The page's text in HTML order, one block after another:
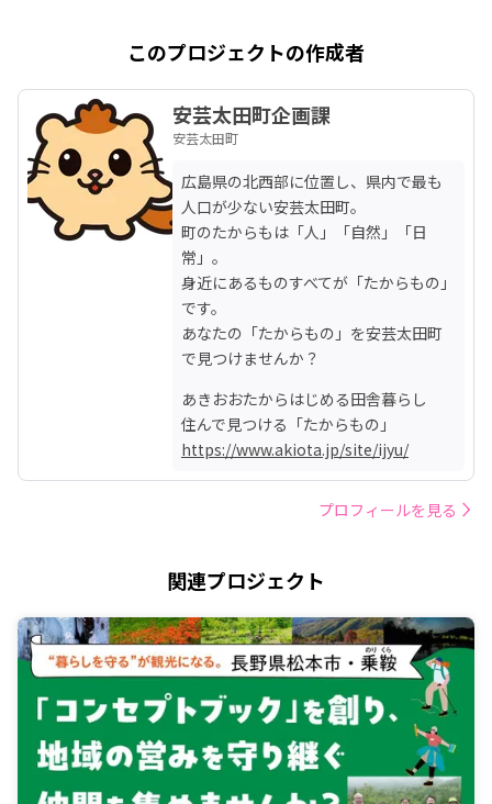
このプロジェクトの作成者
安芸太田町企画課
安芸太田町
広島県の北西部に位置し、県内で最も
人口が少ない安芸太田町。
町のたからもは「人」「自然」「日
常」。
身近にあるものすべてが「たからもの」
です。
あなたの「たからもの」を安芸太田町
で見つけませんか？
あきおおたからはじめる田舎暮らし
https://www.akiota.jp/site/ijyu/
プロフィールを見る
関連プロジェクト